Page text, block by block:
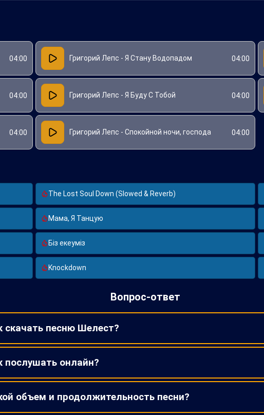
04:00 Григорий Лепс - Я Стану Водопадом 04:00
04:00 Григорий Лепс - Я Буду С Тобой 04:00
04:00 Григорий Лепс - Спокойной ночи, господа 04:00
The Lost Soul Down (Slowed & Reverb)
Мама, Я Танцую
Біз екеуміз
Knockdown
Вопрос-ответ
скачать песню Шелест?
послушать онлайн?
объем и продолжительность песни?